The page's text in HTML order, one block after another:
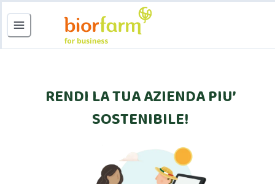
RENDI LA TUA AZIENDA PIU’
SOSTENIBILE!